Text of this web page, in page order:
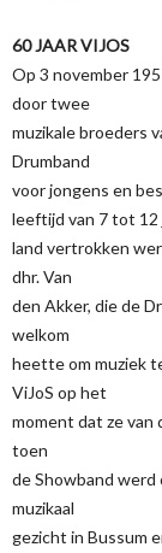
60 JAAR VIJOS
Op 3 november
door twee
muzikale broeders
Drumband
voor jongens en
leeftijd van 7 tot 12
land vertrokken
dhr. Van
den Akker, die de
welkom
heette om muziek
ViJoS op het
moment dat ze van
toen
de Showband werd
muzikaal
gezicht in Bussum